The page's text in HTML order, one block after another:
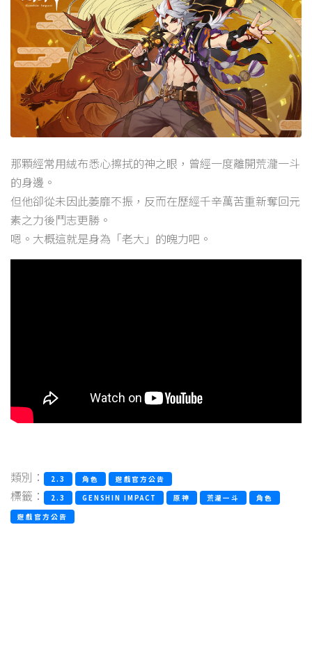
那顆經常用絨布悉心擦拭的神之眼，曾經一度離開荒瀧一斗
的身邊。
但他卻從未因此萎靡不振，反而在歷經千辛萬苦重新奪回元
素之力後鬥志更勝。
嗯。大概這就是身為「老大」的魄力吧。
類別： 2.3 角色 遊戲官方公告
標籤： 2.3 GENSHIN IMPACT 原神 荒瀧一斗
角色
遊戲官方公告